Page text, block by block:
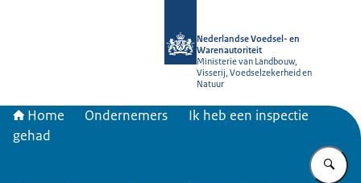
Nederlandse Voedsel- en
Warenautoriteit
Ministerie van Landbouw,
Visserij, Voedselzekerheid en
Natuur
Home Ondernemers
Ik heb een inspectie
gehad